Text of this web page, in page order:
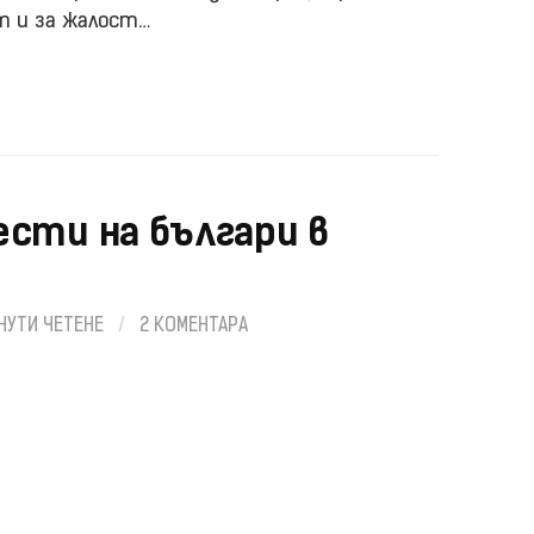
и за жалост…
на българи в
ЧЕТЕНЕ / 2 КОМЕНТАРА